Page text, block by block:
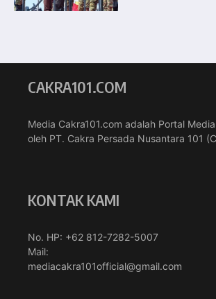
CAKRA101.COM
Media Cakra101.com adalah Portal
oleh PT. Cakra Persada Nusantara 101
KONTAK KAMI
No. HP: +62 812-7282-5007
Mail:
mediacakra101official@gmail.com